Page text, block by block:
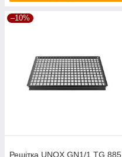
–10%
Решітка UNOX GN1/1 TG 885